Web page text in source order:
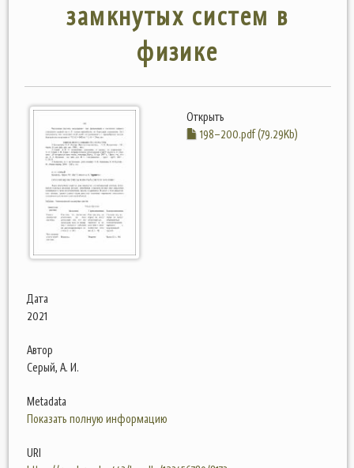
замкнутых систем в
физике
Открыть
198–200.pdf (79.29Kb)
Дата
2021
Автор
Серый, А. И.
Metadata
Показать полную информацию
URI